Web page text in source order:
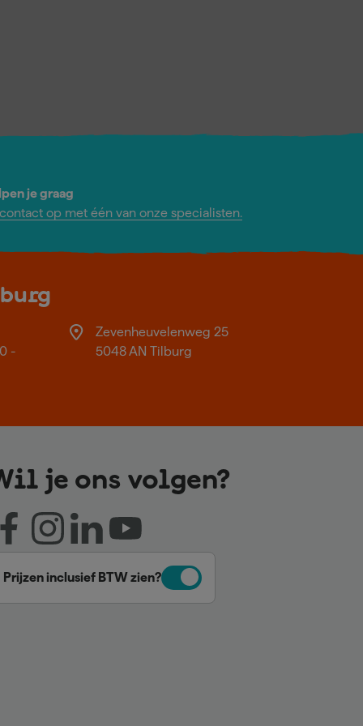
je graag
op met één van onze specialisten.
-
Zevenheuvelenweg 25
5048 AN Tilburg
je ons volgen?
Prijzen inclusief BTW zien?